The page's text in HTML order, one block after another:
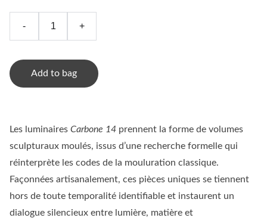
- +
Add to bag
Les luminaires Carbone 14 prennent la forme de volumes
sculpturaux moulés, issus d’une recherche formelle qui
réinterprète les codes de la mouluration classique.
Façonnées artisanalement, ces pièces uniques se tiennent
hors de toute temporalité identifiable et instaurent un
dialogue silencieux entre lumière, matière et